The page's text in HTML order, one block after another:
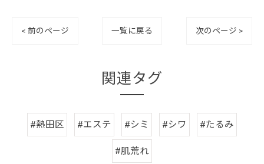
< 前のページ 一覧に戻る 次のページ >
関連タグ
#熱田区 #エステ #シミ #シワ #たるみ
#肌荒れ